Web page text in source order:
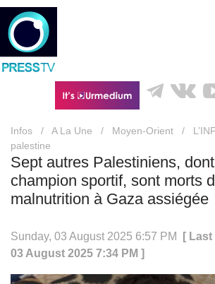
Infos / A La Une / Moyen-Orient /
palestine
Sept autres Palestiniens,
champion sportif, sont morts
malnutrition à Gaza assiégée
Sunday, 03 August 2025 6:57 PM
[
03 August 2025 7:34 PM ]